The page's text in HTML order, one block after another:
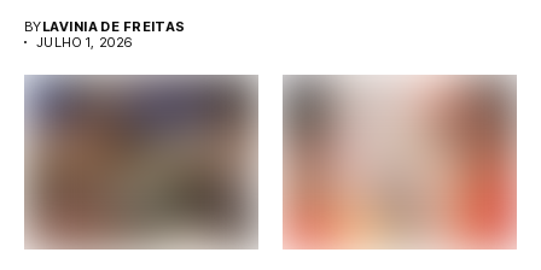
BYLAVINIA DE FREITAS
JULHO 1, 2026